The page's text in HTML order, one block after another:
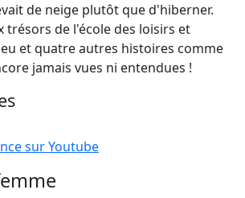
de neige plutôt que d'hiberner.
trésors de l'école des loisirs et
et quatre autres histoires comme
jamais vues ni entendues !
sur Youtube